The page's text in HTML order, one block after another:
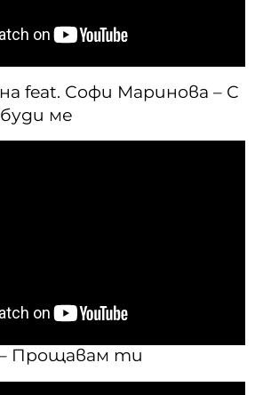
feat. Софи Маринова – С
ме
Прощавам ти